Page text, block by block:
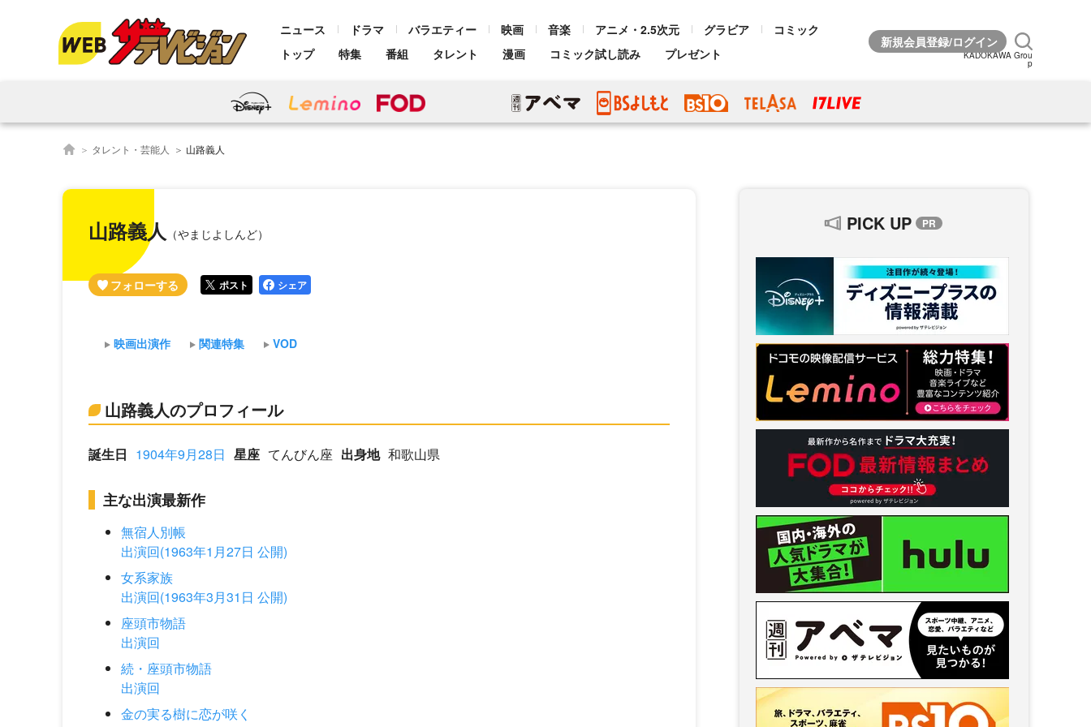
ニュース ドラマ バラエティー 映画 音楽 アニメ・2.5次元 グラビア
コミック
トップ
特集 番組 タレント 漫画 コミック試し読み プレゼント KADOKAWA Grou
p
タレント・芸能人 山路義人
山路義人 （やまじよしんど）
ポスト シェア
映画出演作 関連特集 VOD
山路義人のプロフィール
誕生日 1904年9月28日 星座 てんびん座 出身地 和歌山県
主な出演最新作
無宿人別帳
出演回(1963年1月27日 公開)
女系家族
出演回(1963年3月31日 公開)
座頭市物語
出演回
続・座頭市物語
出演回
金の実る樹に恋が咲く
PICK UP